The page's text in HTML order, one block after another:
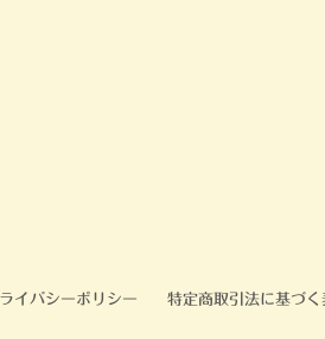
イバシーポリシー 特定商取引法に基づく